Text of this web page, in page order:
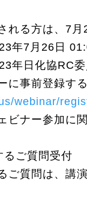
れる方は、7
年7月26日
年日化協RC
に事前登録する
webinar/
ビナー参加に
るご質問受付
ご質問は、講